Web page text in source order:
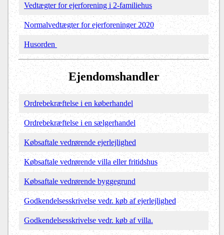
Vedtægter for ejerforening i 2-familiehus
Normalvedtægter for ejerforeninger 2020
Husorden
Ejendomshandler
Ordrebekræftelse i en køberhandel
Ordrebekræftelse i en sælgerhandel
Købsaftale vedrørende ejerlejlighed
Købsaftale vedrørende villa eller fritidshus
Købsaftale vedrørende byggegrund
Godkendelsesskrivelse vedr. køb af ejerlejlighed
Godkendelsesskrivelse vedr. køb af villa.